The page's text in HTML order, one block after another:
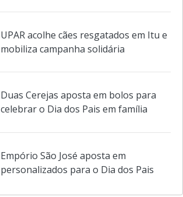
UPAR acolhe cães resgatados em Itu e
mobiliza campanha solidária
Duas Cerejas aposta em bolos para
celebrar o Dia dos Pais em família
Empório São José aposta em
personalizados para o Dia dos Pais